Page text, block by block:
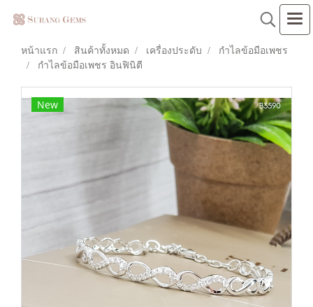
หน้าแรก สินค้าทั้งหมด เครื่องประดับ
กำไลข้อมือเพชร
กำไลข้อมือเพชร อินฟินิตี
New